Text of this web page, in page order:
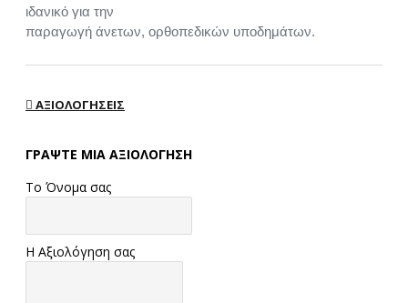
ιδανικό για την
παραγωγή άνετων, ορθοπεδικών υποδημάτων.
ΑΞΙΟΛΟΓΉΣΕΙΣ
ΓΡΆΨΤΕ ΜΙΑ ΑΞΙΟΛΌΓΗΣΗ
Το Όνομα σας
Η Αξιολόγηση σας